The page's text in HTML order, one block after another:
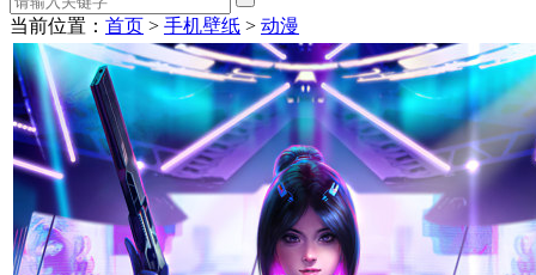
当前位置： 首页 > 手机壁纸 > 动漫